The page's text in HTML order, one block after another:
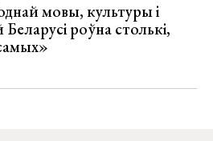
мовы, культуры і
роўна столькі,